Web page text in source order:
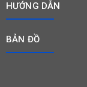
HƯỚNG DẪN
BẢN ĐỒ